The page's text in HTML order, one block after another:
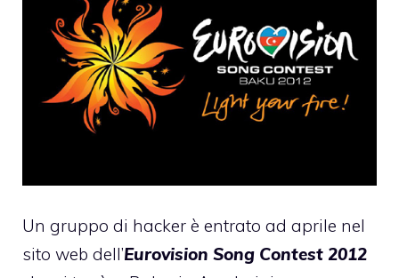
Un gruppo di hacker è entrato ad aprile nel
sito web dell’Eurovision Song Contest 2012